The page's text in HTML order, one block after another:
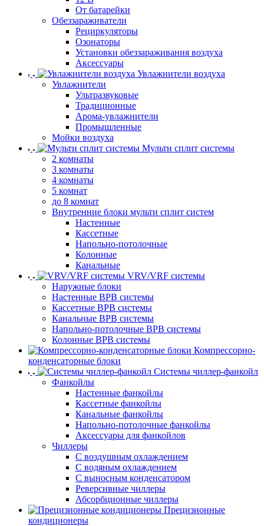
От батарейки
Обеззараживатели
Рециркуляторы
Озонаторы
Установки обеззараживания воздуха
Аксессуары
Увлажнители воздуха
Увлажнители
Ультразвуковые
Традиционные
Арома-увлажнители
Промышленные
Мойки воздуха
Мульти сплит системы
2 комнаты
3 комнаты
4 комнаты
5 комнат
до 8 комнат
Внутренние блоки мульти сплит систем
Настенные
Кассетные
Напольно-потолочные
Колонные
Канальные
VRV/VRF системы
Наружные блоки
Настенные ВРВ системы
Кассетные ВРВ системы
Канальные ВРВ системы
Напольно-потолочные ВРВ системы
Колонные ВРВ системы
Компрессорно-
конденсаторные блоки
Системы чиллер-фанкойл
Фанкойлы
Настенные фанкойлы
Кассетные фанкойлы
Канальные фанкойлы
Напольно-потолочные фанкойлы
Аксессуары для фанкойлов
Чиллеры
С воздушным охлаждением
С водяным охлаждением
С выносным конденсатором
Реверсивные чиллеры
Абсорбционные чиллеры
Прецизионные
кондиционеры